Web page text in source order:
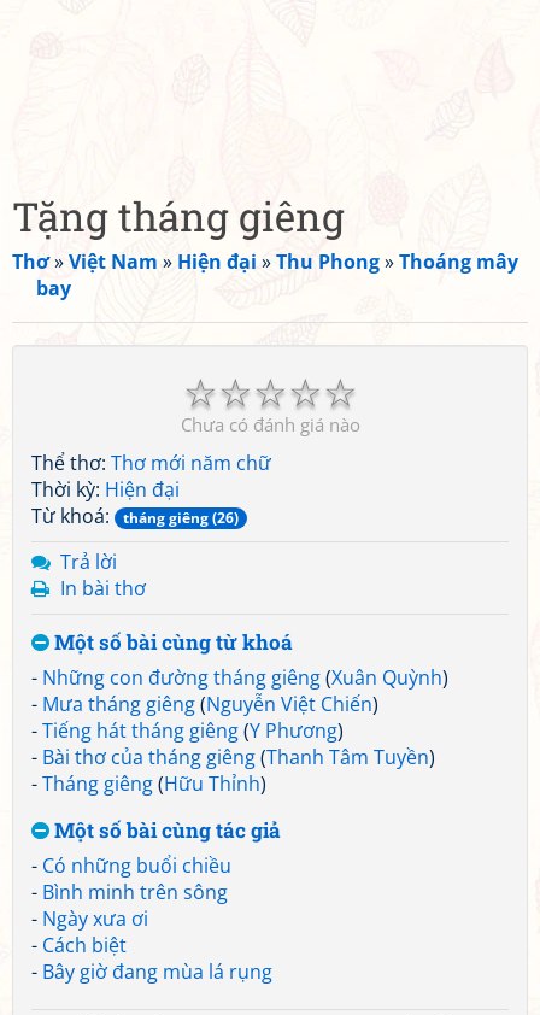
Tặng tháng giêng
Thơ»Việt Nam » Hiện đại »Thu Phong»Thoáng mây
bay
☆
☆
☆
☆
☆
Chưa có đánh giá nào
Thể thơ: Thơ mới năm chữ
Thời kỳ: Hiện đại
Từ khoá:
tháng giêng (26)
Trả lời
In bài thơ
Một số bài cùng từ khoá
- Những con đường tháng giêng(Xuân Quỳnh)
- Mưa tháng giêng(Nguyễn Việt Chiến)
-Tiếng hát tháng giêng(Y Phương)
- Bài thơ của tháng giêng(Thanh Tâm Tuyền)
-Tháng giêng(Hữu Thỉnh)
Một số bài cùng tác giả
- Có những buổi chiều
- Bình minh trên sông
- Ngày xưa ơi
- Cách biệt
- Bây giờ đang mùa lá rụng